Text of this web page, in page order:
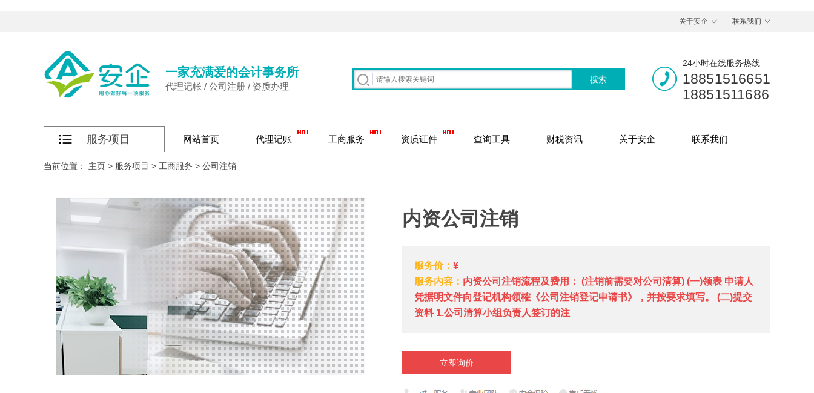
关于安企 联系我们
一家充满爱的会计事务所
代理记帐 / 公司注册 / 资质办理
24小时在线服务热线
18851516651
18851511686
服务项目 网站首页 代理记账 工商服务 资质证件 查询工具 财税资讯 关于安企 联系我们
当前位置： 主页 > 服务项目 > 工商服务 > 公司注销
内资公司注销
服务价： ¥
服务内容： 内资公司注销流程及费用： (注销前需要对公司清算) (一)领表 申请人
凭据明文件向登记机构领榷《公司注销登记申请书》，并按要求填写。 (二)提交
资料 1.公司清算小组负责人签订的注
立即询价